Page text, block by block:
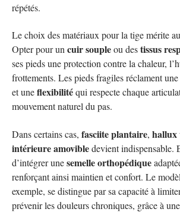
répétés.
Le choix des matériaux pour la tige mérite
Opter pour un cuir soupleou destissus
ses pieds une protection contre la chaleur,
frottements. Les pieds fragiles réclament une
et uneflexibilitéqui respecte chaque
mouvement naturel du pas.
Dans certains cas, fasciite plantaire, hallux
intérieure amovibledevient indispensable.
d’intégrer unesemelle orthopédique
renforçant ainsi maintien et confort. Le
exemple, se distingue par sa capacité à
prévenir les douleurs chroniques, grâce à